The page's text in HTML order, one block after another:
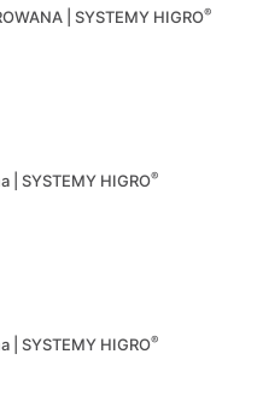
| SYSTEMY HIGRO®
| SYSTEMY HIGRO®
| SYSTEMY HIGRO®